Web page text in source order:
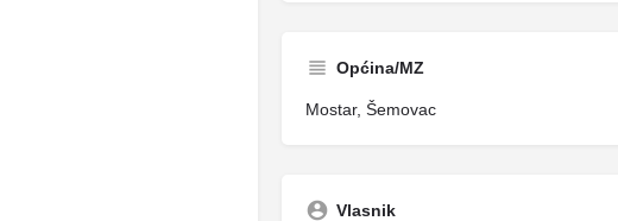
Općina/MZ
Mostar, Šemovac
Vlasnik